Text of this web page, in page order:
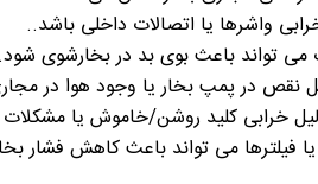
واشرها یا اتصالات داخلی باشد..
تواند باعث بوی بد در بخارشوی شود.
در پمپ بخار یا وجود هوا در
خرابی کلید روشن/خاموش یا مشکلات
فیلترها می تواند باعث کاهش فشار